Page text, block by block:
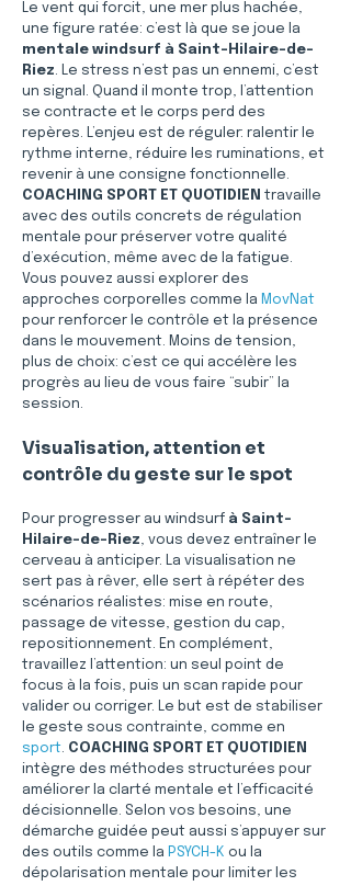
Le vent qui forcit, une mer plus hachée,
une figure ratée: c’est là que se joue la
mentale windsurf à Saint-Hilaire-de-
Riez. Le stress n’est pas un ennemi, c’est
un signal. Quand il monte trop, l’attention
se contracte et le corps perd des
repères. L’enjeu est de réguler: ralentir le
rythme interne, réduire les ruminations, et
revenir à une consigne fonctionnelle.
COACHING SPORT ET QUOTIDIEN travaille
avec des outils concrets de régulation
mentale pour préserver votre qualité
d’exécution, même avec de la fatigue.
Vous pouvez aussi explorer des
approches corporelles comme la MovNat
pour renforcer le contrôle et la présence
dans le mouvement. Moins de tension,
plus de choix: c’est ce qui accélère les
progrès au lieu de vous faire “subir” la
session.
Visualisation, attention et
contrôle du geste sur le spot
Pour progresser au windsurf à Saint-
Hilaire-de-Riez, vous devez entraîner le
cerveau à anticiper. La visualisation ne
sert pas à rêver, elle sert à répéter des
scénarios réalistes: mise en route,
passage de vitesse, gestion du cap,
repositionnement. En complément,
travaillez l’attention: un seul point de
focus à la fois, puis un scan rapide pour
valider ou corriger. Le but est de stabiliser
le geste sous contrainte, comme en
sport. COACHING SPORT ET QUOTIDIEN
intègre des méthodes structurées pour
améliorer la clarté mentale et l’efficacité
décisionnelle. Selon vos besoins, une
démarche guidée peut aussi s’appuyer sur
des outils comme la PSYCH-K ou la
dépolarisation mentale pour limiter les